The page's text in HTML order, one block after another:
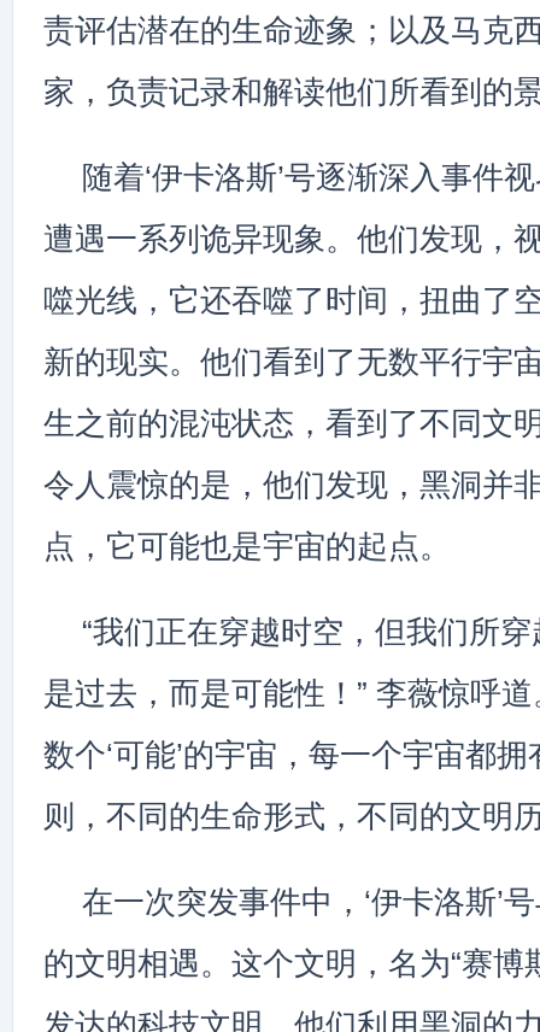
责评估潜在的生命迹象；以及马克
家，负责记录和解读他们所看到的
随着‘伊卡洛斯’号逐渐深入事件
遭遇一系列诡异现象。他们发现，
噬光线，它还吞噬了时间，扭曲了
新的现实。他们看到了无数平行宇
生之前的混沌状态，看到了不同文
令人震惊的是，他们发现，黑洞并
点，它可能也是宇宙的起点。
“我们正在穿越时空，但我们所
是过去，而是可能性！” 李薇惊呼
数个‘可能’的宇宙，每一个宇宙都
则，不同的生命形式，不同的文明
在一次突发事件中，‘伊卡洛斯’
的文明相遇。这个文明，名为“赛博
发达的科技文明，他们利用黑洞的